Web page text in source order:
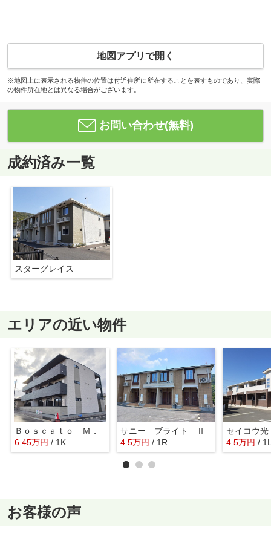
地図アプリで開く
※地図上に表示される物件の位置は付近住所に所在することを表すものであり、実際
の物件所在地とは異なる場合がございます。
お問い合わせ(無料)
成約済み一覧
スターグレイス
エリアの近い物件
Ｂｏｓｃａｔｏ Ｍ．
6.45万円 / 1K
サニー ブライト Ⅱ
4.5万円 / 1R
セイコウ
4.5万円 /
お客様の声